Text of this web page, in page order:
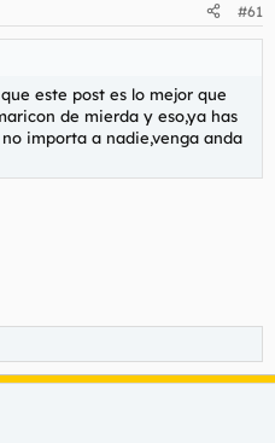
#61
este post es lo mejor que
de mierda y eso,ya has
importa a nadie,venga anda